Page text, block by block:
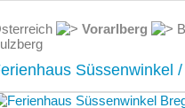
Vorarlberg
Süssenwinkel